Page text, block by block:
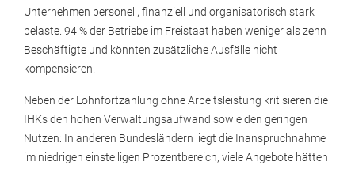
Unternehmen personell, finanziell und organisatorisch stark
belaste. 94 % der Betriebe im Freistaat haben weniger als zehn
Beschäftigte und könnten zusätzliche Ausfälle nicht
kompensieren.
Neben der Lohnfortzahlung ohne Arbeitsleistung kritisieren die
IHKs den hohen Verwaltungsaufwand sowie den geringen
Nutzen: In anderen Bundesländern liegt die Inanspruchnahme
im niedrigen einstelligen Prozentbereich, viele Angebote hätten